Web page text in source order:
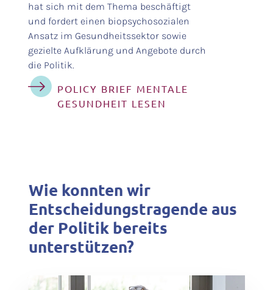
hat sich mit dem Thema beschäftigt
und fordert einen biopsychosozialen
Ansatz im Gesundheitssektor sowie
gezielte Aufklärung und Angebote durch
die Politik.
POLICY BRIEF MENTALE
GESUNDHEIT LESEN
Wie konnten wir
Entscheidungstragende aus
der Politik bereits
unterstützen?